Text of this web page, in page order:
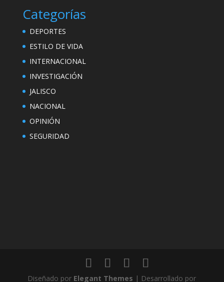
Categorías
DEPORTES
ESTILO DE VIDA
INTERNACIONAL
INVESTIGACIÓN
JALISCO
NACIONAL
OPINIÓN
SEGURIDAD
Diseñado por Elegant Themes | Desarrollado por